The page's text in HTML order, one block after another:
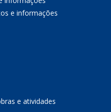
e informações
e atividades